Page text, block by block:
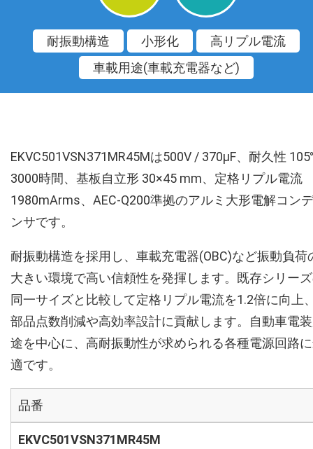
耐振動構造 小形化
高リプル電流
車載用途(車載充電器など)
EKVC501VSN371MR45Mは500V / 370µF、耐久性
3000時間、基板自立形 30×45 mm、定格リプル電流
1980mArms、AEC-Q200準拠のアルミ大形電解コンデ
ンサです。
耐振動構造を採用し、車載充電器(OBC)など振動負荷
大きい環境で高い信頼性を発揮します。既存シリー
同一サイズと比較して定格リプル電流を1.2倍に向上
部品点数削減や高効率設計に貢献します。自動車電
途を中心に、高耐振動性が求められる各種電源回路
適です。
品番
EKVC501VSN371MR45M